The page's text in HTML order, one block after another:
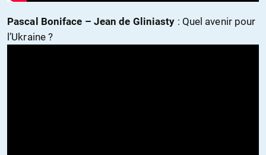
Pascal Boniface – Jean de Gliniasty : Quel avenir pour
l’Ukraine ?